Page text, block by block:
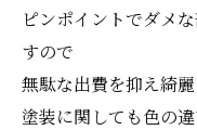
ピンポイントでダメ
すので
無駄な出費を抑え綺
塗装に関しても色の違